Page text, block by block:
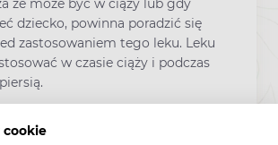
cookie
że może być w ciąży lub gdy
dziecko, powinna poradzić się
zastosowaniem tego leku. Leku
w czasie ciąży i podczas
informacje